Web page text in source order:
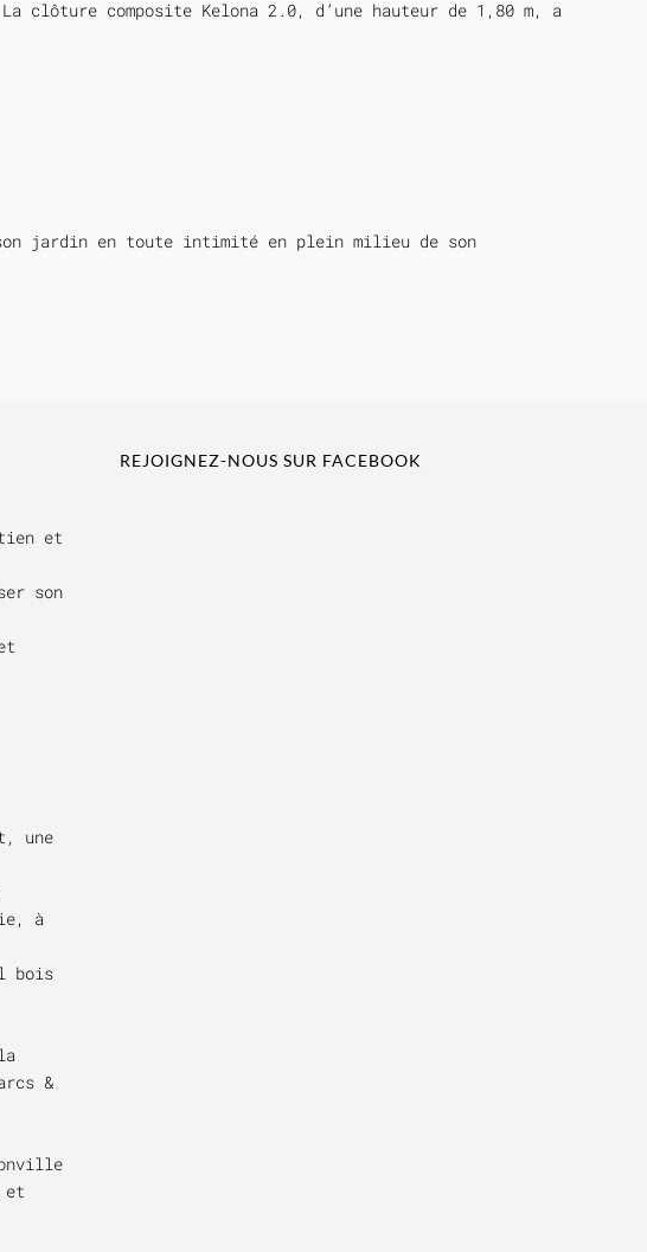
clôture composite Kelona 2.0, d’une hauteur de 1,80 m, a
jardin en toute intimité en plein milieu de son
et
son
une
à
bois
&
et
REJOIGNEZ-NOUS SUR FACEBOOK